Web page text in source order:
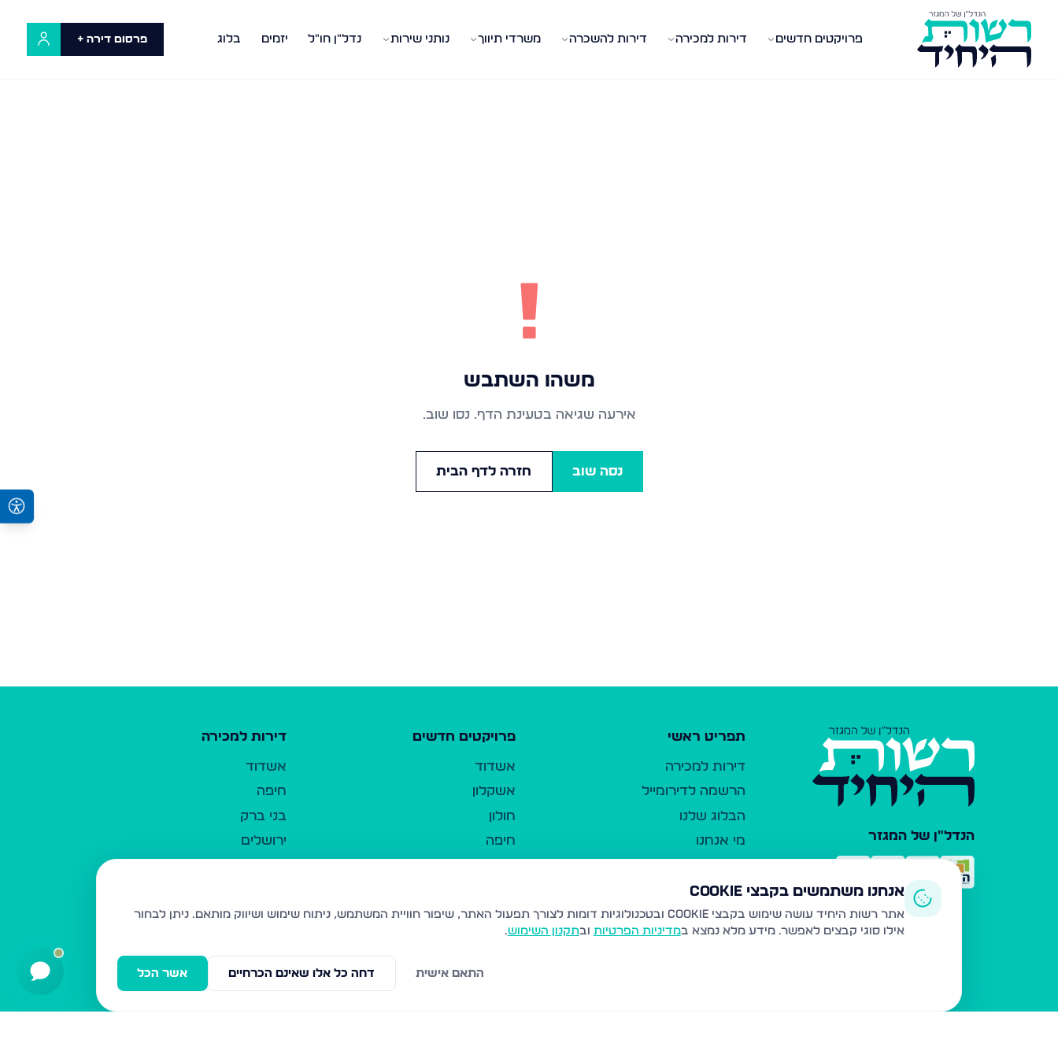
פרויקטים חדשים דירות למכירה דירות להשכרה משרדי תיווך נותני שירות נדל"ן חו"ל יזמים בלוג פרסום דירה +
!
משהו השתבש
אירעה שגיאה בטעינת הדף. נסו שוב.
נסה שוב חזרה לדף הבית
הנדל"ן של המגזר
תפריט ראשי
דירות למכירה
הרשמה לדירומייל
הבלוג שלנו
מי אנחנו
כלי עזר
פרסום ברשות היחיד
משרדי תיווך
פרויקטים חדשים
אשדוד
אשקלון
חולון
חיפה
נהריה
עמנואל
דירות למכירה
אשדוד
חיפה
בני ברק
ירושלים
בית שמש
ביתר עילית
אנחנו משתמשים בקבצי Cookie
אתר רשות היחיד עושה שימוש בקבצי Cookie ובטכנולוגיות דומות לצורך תפעול האתר, שיפור חוויית המשתמש, ניתוח שימוש ושיווק מותאם.
ניתן לבחור
אילו סוגי קבצים לאפשר. מידע מלא נמצא במדיניות הפרטיות ובתקנון השימוש.
אשר הכל דחה כל אלו שאינם הכרחיים התאם אישית